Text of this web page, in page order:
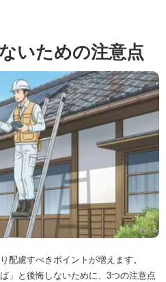
いための注意点
配慮すべきポイントが増えます。
」と後悔しないために、3つの注意点